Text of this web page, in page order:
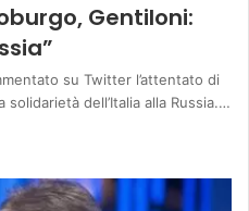
Gentiloni:
su Twitter l’attentato di
dell’Italia alla Russia.…